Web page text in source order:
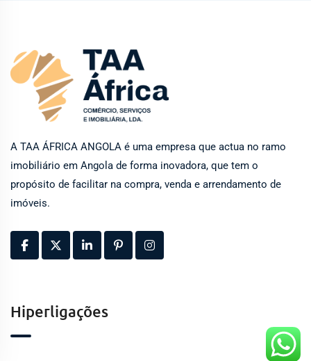
A TAA ÁFRICA ANGOLA é uma empresa que actua no ramo
imobiliário em Angola de forma inovadora, que tem o
propósito de facilitar na compra, venda e arrendamento de
imóveis.
Hiperligações